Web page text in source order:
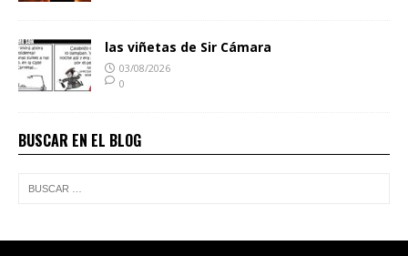
las viñetas de Sir Cámara
03/08/2026
0
BUSCAR EN EL BLOG